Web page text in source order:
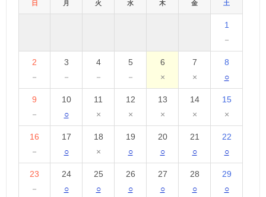
日 月 火 水 木 金 土
1
－
2
－
3
－
4
－
5
－
6
×
7
×
8
○
9
－
10
○
11
×
12
×
13
×
14
×
15
×
16
－
17
○
18
×
19
○
20
○
21
○
22
○
23
－
24
○
25
○
26
○
27
○
28
○
29
○